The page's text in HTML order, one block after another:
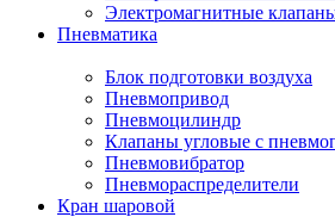
Электромагнитные
Пневматика
Блок подготовки воздуха
Пневмопривод
Пневмоцилиндр
Клапаны угловые с
Пневмовибратор
Пневмораспределители
Кран шаровой